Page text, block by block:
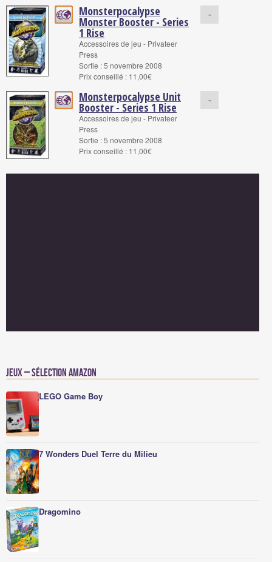
Monsterpocalypse
Monster Booster - Series
1 Rise
Accessoires de jeu - Privateer
Press
Sortie : 5 novembre 2008
Prix conseillé : 11,00€
-
Monsterpocalypse Unit
Booster - Series 1 Rise
Accessoires de jeu - Privateer
Press
Sortie : 5 novembre 2008
Prix conseillé : 11,00€
-
Jeux – Sélection Amazon
LEGO Game Boy
7 Wonders Duel Terre du Milieu
Dragomino